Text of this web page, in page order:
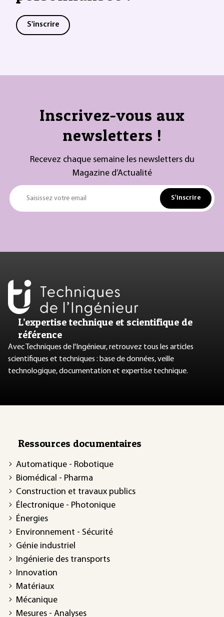
S'inscrire
Inscrivez-vous aux
newsletters !
Recevez chaque semaine les newsletters du
Magazine d’Actualité
Saisissez votre email S'inscrire
L’expertise technique et scientifique de
référence
Avec Techniques de l'Ingénieur, retrouvez tous les articles
scientifiques et techniques : base de données, veille
technologique, documentation et expertise technique.
Ressources documentaires
Automatique - Robotique
Biomédical - Pharma
Construction et travaux publics
Électronique - Photonique
Énergies
Environnement - Sécurité
Génie industriel
Ingénierie des transports
Innovation
Matériaux
Mécanique
Mesures - Analyses